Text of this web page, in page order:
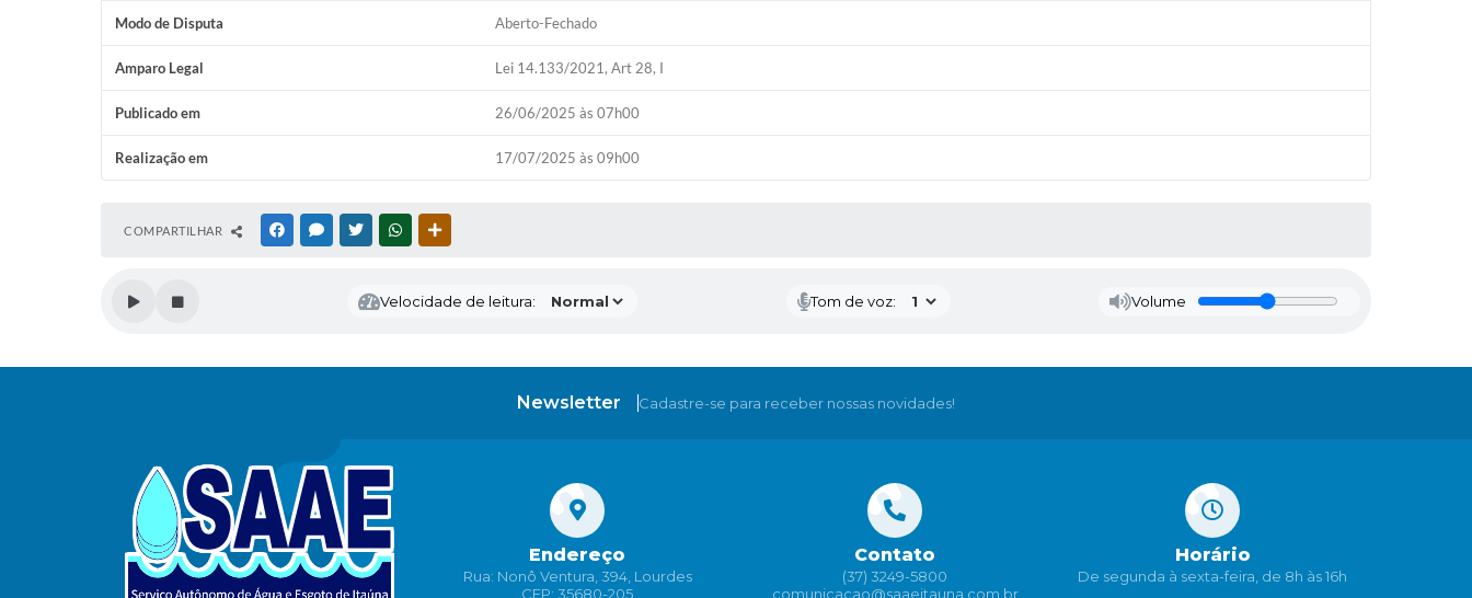
Modo de Disputa Aberto-Fechado
Amparo Legal Lei 14.133/2021, Art 28, I
Publicado em 26/06/2025 às 07h00
Realização em 17/07/2025 às 09h00
COMPARTILHAR FACEBOOKMESSENGER
TWITTERWHATSAPP
Velocidade de leitura: Tom de voz: Volume
Newsletter Cadastre-se para receber nossas novidades!
Endereço
Rua: Nonô Ventura, 394, Lourdes
CEP: 35680-205
Contato
(37) 3249-5800
comunicacao@saaeitauna.com.br
Horário
De segunda à sexta-feira, de 8h às 16h